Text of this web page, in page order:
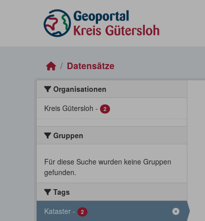
Datensätze
Organisationen
Kreis Gütersloh - 2
Gruppen
Für diese Suche wurden keine Gruppen
gefunden.
Tags
Kataster - 2